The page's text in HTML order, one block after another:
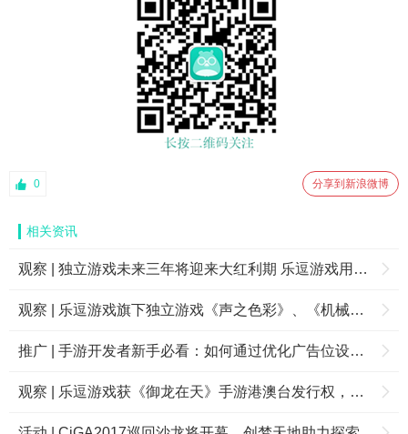
0 分享到新浪微博
相关资讯
观察 | 独立游戏未来三年将迎来大红利期 乐逗游戏用户量居首
观察 | 乐逗游戏旗下独立游戏《声之色彩》、《机械迷宫》获App Store首页推荐
推广 | 手游开发者新手必看：如何通过优化广告位设计将ARPU提升254%？
观察 | 乐逗游戏获《御龙在天》手游港澳台发行权，巩固全球精品发行优势